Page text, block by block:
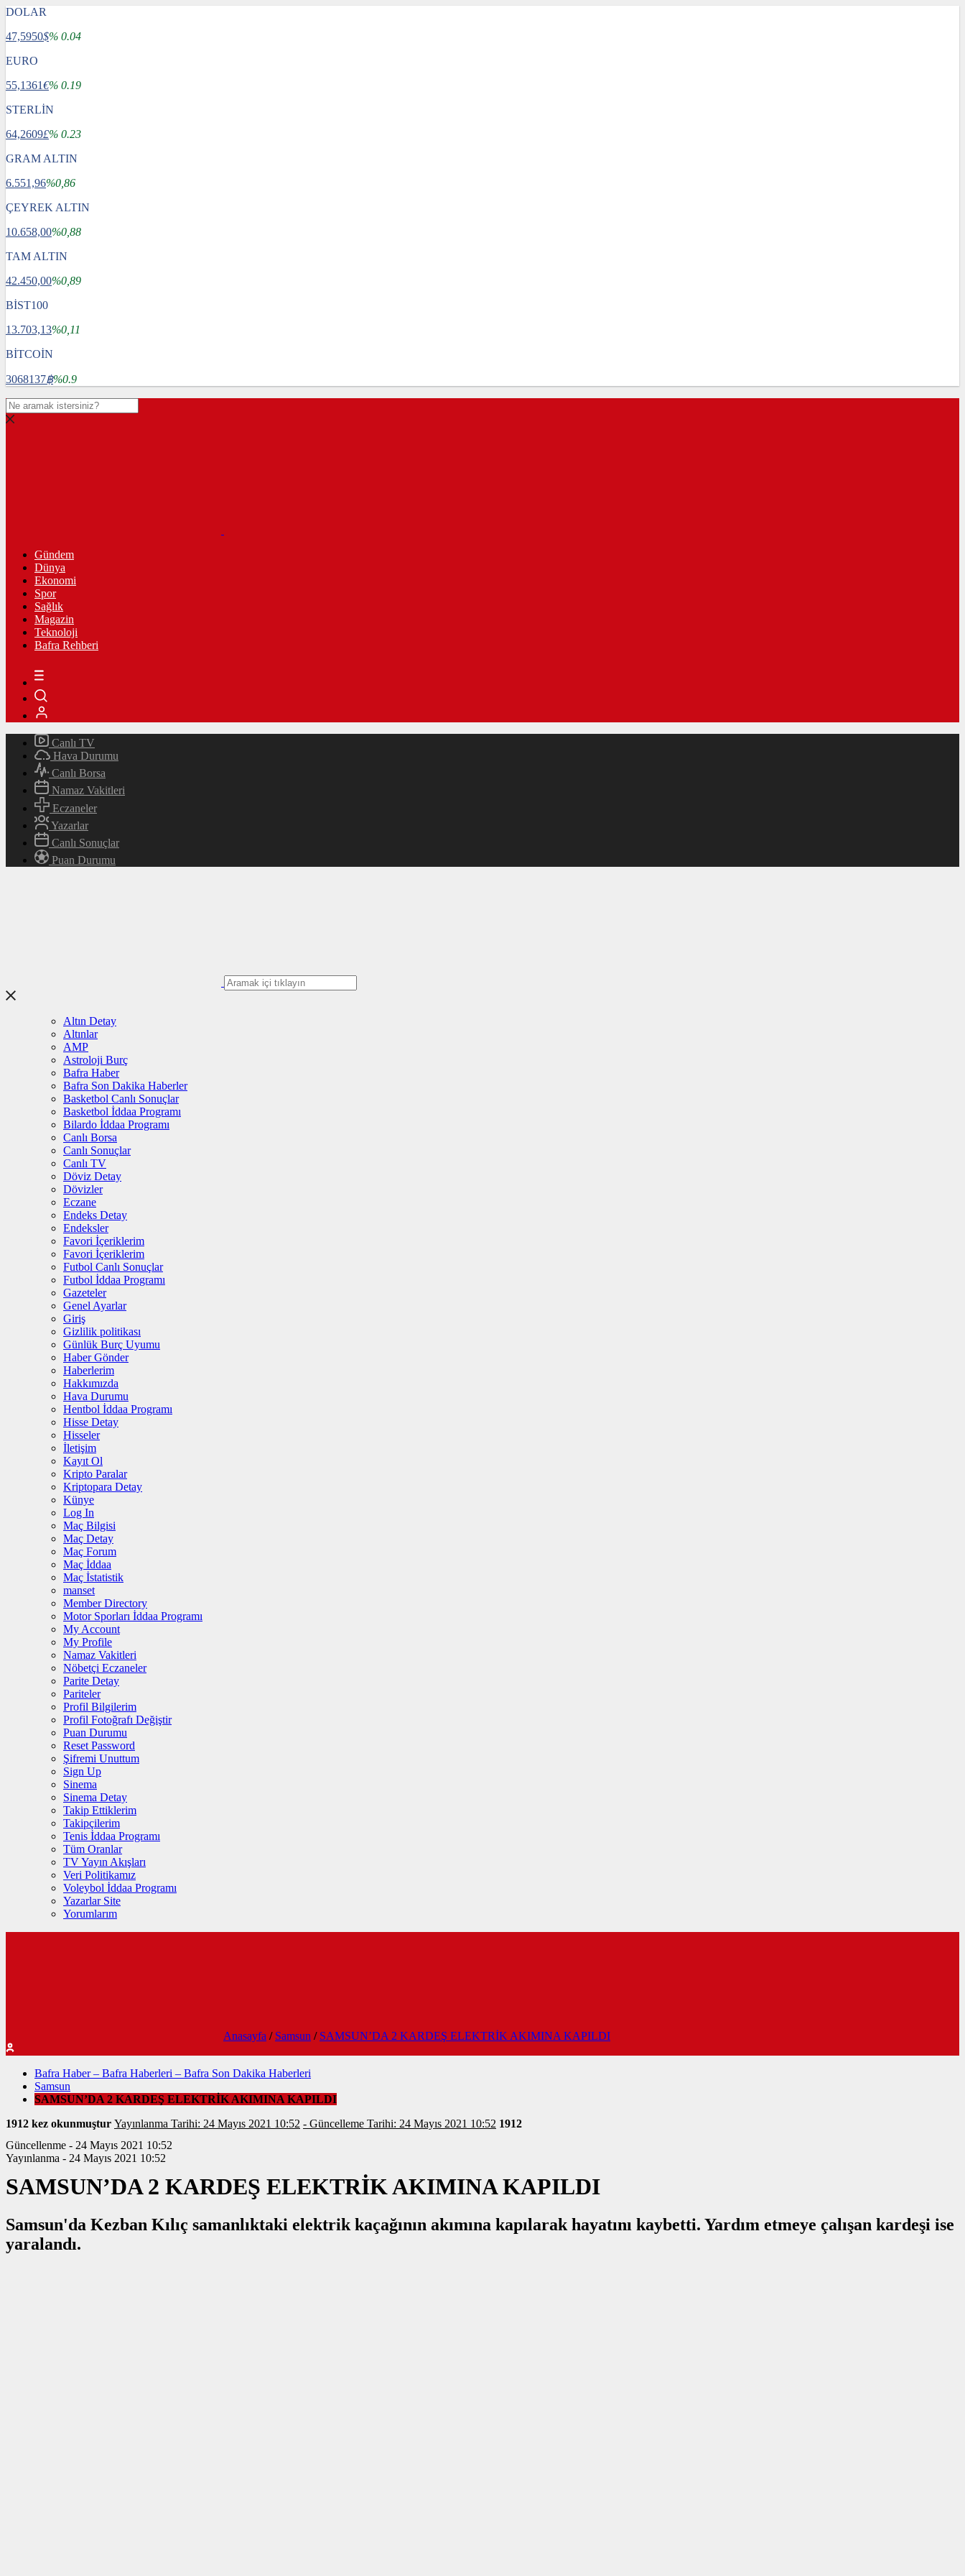
DOLAR
47,5950$% 0.04
EURO
55,1361€% 0.19
STERLİN
64,2609£% 0.23
GRAM ALTIN
6.551,96%0,86
ÇEYREK ALTIN
10.658,00%0,88
TAM ALTIN
42.450,00%0,89
BİST100
13.703,13%0,11
BİTCOİN
3068137฿%0.9
Gündem
Dünya
Ekonomi
Spor
Sağlık
Magazin
Teknoloji
Bafra Rehberi
Canlı TV
Hava Durumu
Canlı Borsa
Namaz Vakitleri
Eczaneler
Yazarlar
Canlı Sonuçlar
Puan Durumu
Altın Detay
Altınlar
AMP
Astroloji Burç
Bafra Haber
Bafra Son Dakika Haberler
Basketbol Canlı Sonuçlar
Basketbol İddaa Programı
Bilardo İddaa Programı
Canlı Borsa
Canlı Sonuçlar
Canlı TV
Döviz Detay
Dövizler
Eczane
Endeks Detay
Endeksler
Favori İçeriklerim
Favori İçeriklerim
Futbol Canlı Sonuçlar
Futbol İddaa Programı
Gazeteler
Genel Ayarlar
Giriş
Gizlilik politikası
Günlük Burç Uyumu
Haber Gönder
Haberlerim
Hakkımızda
Hava Durumu
Hentbol İddaa Programı
Hisse Detay
Hisseler
İletişim
Kayıt Ol
Kripto Paralar
Kriptopara Detay
Künye
Log In
Maç Bilgisi
Maç Detay
Maç Forum
Maç İddaa
Maç İstatistik
manset
Member Directory
Motor Sporları İddaa Programı
My Account
My Profile
Namaz Vakitleri
Nöbetçi Eczaneler
Parite Detay
Pariteler
Profil Bilgilerim
Profil Fotoğrafı Değiştir
Puan Durumu
Reset Password
Şifremi Unuttum
Sign Up
Sinema
Sinema Detay
Takip Ettiklerim
Takipçilerim
Tenis İddaa Programı
Tüm Oranlar
TV Yayın Akışları
Veri Politikamız
Voleybol İddaa Programı
Yazarlar Site
Yorumlarım
Anasayfa / Samsun / SAMSUN’DA 2 KARDEŞ ELEKTRİK AKIMINA KAPILDI
Bafra Haber – Bafra Haberleri – Bafra Son Dakika Haberleri
Samsun
SAMSUN’DA 2 KARDEŞ ELEKTRİK AKIMINA KAPILDI
1912 kez okunmuştur Yayınlanma Tarihi: 24 Mayıs 2021 10:52 - Güncelleme Tarihi: 24 Mayıs 2021 10:52 1912
Güncellenme - 24 Mayıs 2021 10:52
Yayınlanma - 24 Mayıs 2021 10:52
SAMSUN’DA 2 KARDEŞ ELEKTRİK AKIMINA KAPILDI
Samsun'da Kezban Kılıç samanlıktaki elektrik kaçağının akımına kapılarak hayatını kaybetti. Yardım etmeye çalışan kardeşi ise
yaralandı.